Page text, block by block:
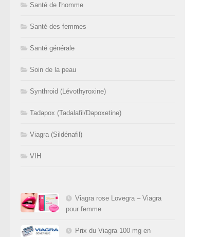
Santé de l'homme
Santé des femmes
Santé générale
Soin de la peau
Synthroid (Lévothyroxine)
Tadapox (Tadalafil/Dapoxetine)
Viagra (Sildénafil)
VIH
Viagra rose Lovegra – Viagra
pour femme
Prix du Viagra 100 mg en